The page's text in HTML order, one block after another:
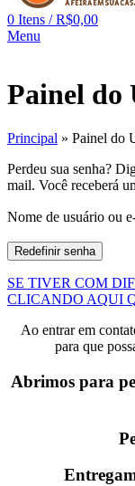
0 Itens / R$0,00
Menu
Painel do
Principal » Painel do
Perdeu sua senha?
mail. Você receberá
Nome de usuário ou
Redefinir senha
SE TIVER COM
CLICANDO AQUI
Ao entrar em
para que
Abrimos para